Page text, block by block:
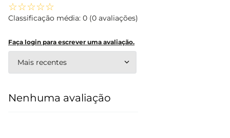
☆☆☆☆☆
Classificação média: 0 (0 avaliações)
Faça login para escrever uma avaliação.
Mais recentes
Nenhuma avaliação